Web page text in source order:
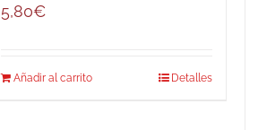
5,80€
Añadir al carrito Detalles